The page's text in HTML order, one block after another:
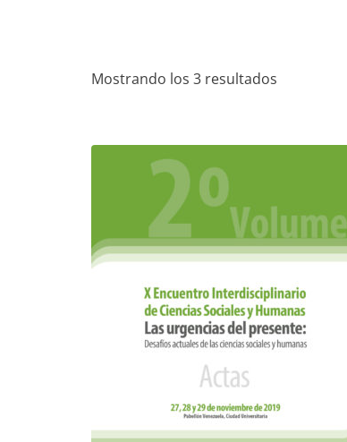
Mostrando los 3 resultados